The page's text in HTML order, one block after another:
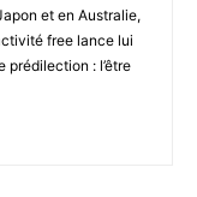
et en Australie,
free lance lui
prédilection : l’être